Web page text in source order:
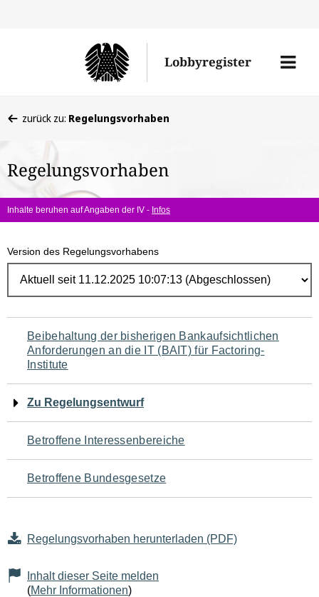
Lobbyregister
Menü
befinden
hier:
zurück zu: Regelungsvorhaben
Regelungsvorhaben
Inhalte beruhen auf Angaben der IV - Infos
Version des Regelungsvorhabens
Navigation
für
den
Seiteninhalt
Beibehaltung der bisherigen Bankaufsichtlichen
Anforderungen an die IT (BAIT) für Factoring-
Institute
Zu Regelungsentwurf
Betroffene Interessenbereiche
Betroffene Bundesgesetze
Regelungsvorhaben herunterladen (PDF)
Inhalt dieser Seite melden
(Mehr Informationen)